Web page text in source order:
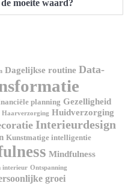
moeite waard?
Dagelijkse routine Data-
planning Gezelligheid
Haarverzorging Huidverzorging
Interieurdesign
Kunstmatige intelligentie
Mindfulness
interieur Ontspanning
groei